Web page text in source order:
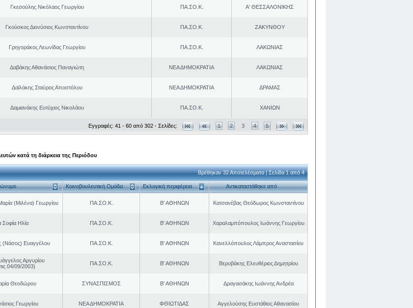
Γκεσούλης Νικόλαος Γεωργίου ΠΑ.ΣΟ.Κ. Α' ΘΕΣΣΑΛΟΝΙΚΗΣ
Γκούσκος Διονύσιος Κωνσταντίνου ΠΑ.ΣΟ.Κ. ΖΑΚΥΝΘΟΥ
Γρηγοράκος Λεωνίδας Γεωργίου ΠΑ.ΣΟ.Κ. ΛΑΚΩΝΙΑΣ
Δαβάκης Αθανάσιος Παναγιώτη ΝΕΑ ΔΗΜΟΚΡΑΤΙΑ ΛΑΚΩΝΙΑΣ
Δαϊλάκης Σταύρος Αποστόλου ΝΕΑ ΔΗΜΟΚΡΑΤΙΑ ΔΡΑΜΑΣ
Δαμιανάκης Ευτύχιος Νικολάου ΠΑ.ΣΟ.Κ. ΧΑΝΙΩΝ
Εγγραφές: 41 - 60 από 302 - Σελίδες: 1 2 3 4 5
κατά τη διάρκεια της Περιόδου
Βρέθηκαν 32 Αποτελέσματα | Σελίδα 1 από 4
Κοινοβουλευτική Ομάδα Εκλογική περιφέρεια Αντικαταστάθηκε από
(Μιλένα) Γεωργίου ΠΑ.ΣΟ.Κ. Β' ΑΘΗΝΩΝ Κατσανέβας Θεόδωρος Κωνσταντίνου
Ηλία ΠΑ.ΣΟ.Κ. Β' ΑΘΗΝΩΝ Χαραλαμπόπουλος Ιωάννης Γεωργίου
(Νάσος) Ευαγγέλου ΠΑ.ΣΟ.Κ. Β' ΑΘΗΝΩΝ Κανελλόπουλος Λάμπρος Αναστασίου
Αργυρίου
04/09/2003)
ΠΑ.ΣΟ.Κ. Β' ΑΘΗΝΩΝ Βερυβάκης Ελευθέριος Δημητρίου
Θεοδώρου ΣΥΝΑΣΠΙΣΜΟΣ Β' ΑΘΗΝΩΝ Δραγασάκης Ιωάννης Ανδρέα
Γεωργίου ΝΕΑ ΔΗΜΟΚΡΑΤΙΑ ΦΘΙΩΤΙΔΑΣ Αγγελούσης Ευστάθιος Αθανασίου